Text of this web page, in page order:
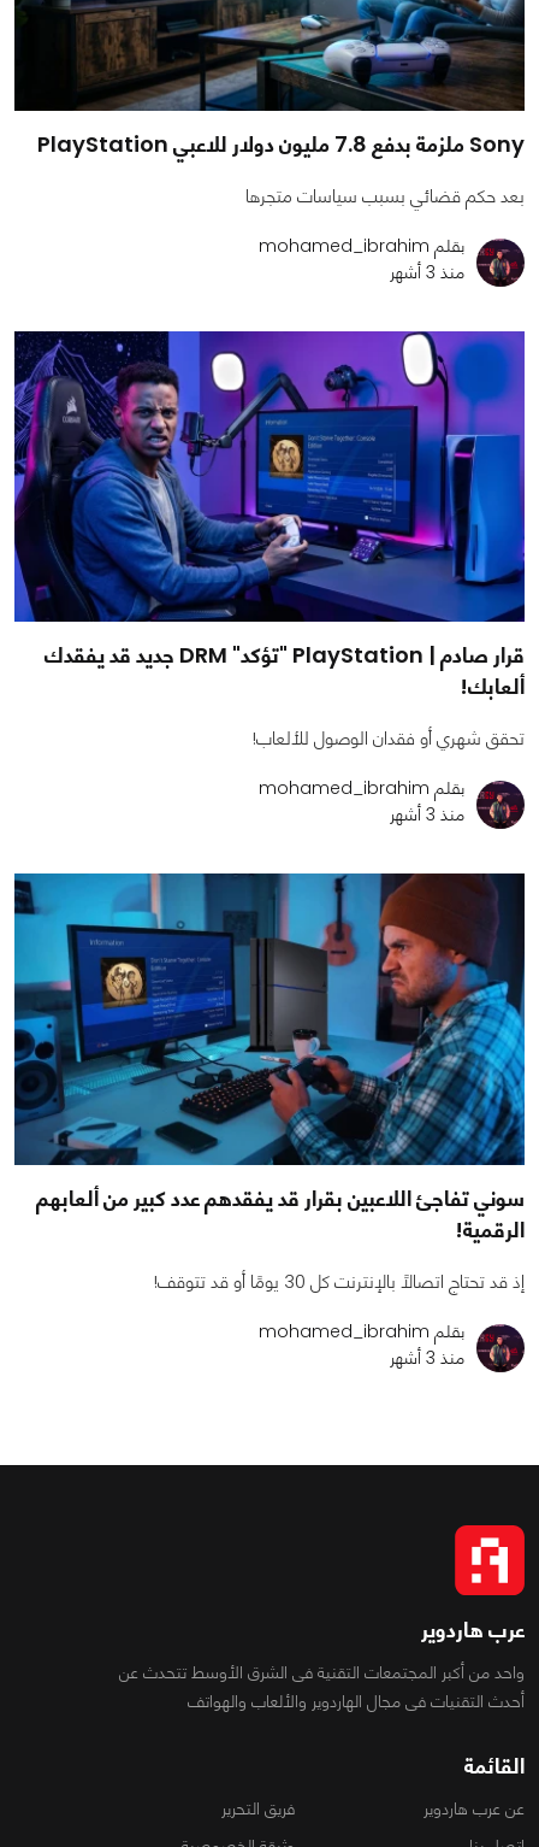
Sony ملزمة بدفع 7.8 مليون دولار للاعبي PlayStation
بعد حكم قضائي بسبب سياسات متجرها
بقلم mohamed_ibrahim
منذ 3 أشهر
قرار صادم | PlayStation "تؤكد" DRM جديد قد يفقدك
ألعابك!
تحقق شهري أو فقدان الوصول للألعاب!
بقلم mohamed_ibrahim
منذ 3 أشهر
سوني تفاجئ اللاعبين بقرار قد يفقدهم عدد كبير من ألعابهم
الرقمية!
إذ قد تحتاج اتصالًا بالإنترنت كل 30 يومًا أو قد تتوقف!
بقلم mohamed_ibrahim
منذ 3 أشهر
عرب هاردوير
واحد من أكبر المجتمعات التقنية فى الشرق الأوسط تتحدث عن
أحدث التقنيات فى مجال الهاردوير والألعاب والهواتف
القائمة
عن عرب هاردوير
فريق التحرير